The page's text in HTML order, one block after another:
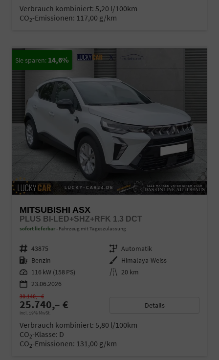
Verbrauch kombiniert: 5,20 l/100km
CO2-Emissionen: 117,00 g/km
14,6%
MITSUBISHI ASX
PLUS BI-LED+SHZ+RFK 1.3 DCT
sofort lieferbar Fahrzeug mit Tageszulassung
Fahrzeugnr. 43875 Getriebe Automatik
Kraftstoff Benzin Außenfarbe Himalaya-Weiss
Leistung 116 kW (158 PS) Kilometerstand 20 km
23.06.2026
25.740,– €
incl. 19% MwSt.
30.140,– €
Details
Verbrauch kombiniert: 5,80 l/100km
CO2-Klasse: D
CO2-Emissionen: 131,00 g/km